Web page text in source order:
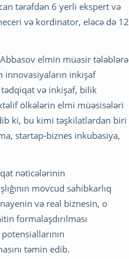
tərəfdən 6 yerli ekspert və
və kordinator, eləcə də 12
elmin müasir tələblərə
innovasiyaların inkişaf
tədqiqat və inkişaf, bilik
ölkələrin elmi müəsisələri
ki, bu kimi təşkilatlardan biri
startap-biznes inkubasiya,
nəticələrinin
mövcud sahibkarlıq
və real biznesin, o
formalaşdırılması
təmin edib.